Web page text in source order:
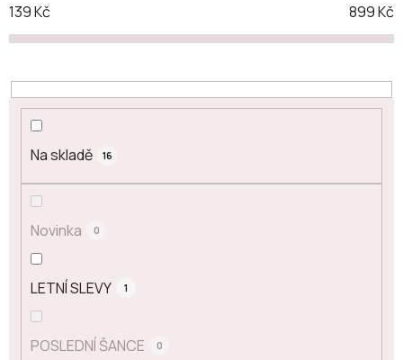
139Kč 899Kč
Na skladě 16
Novinka 0
LETNÍ SLEVY 1
POSLEDNÍ ŠANCE 0